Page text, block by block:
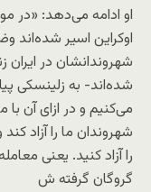
او ادامه می‌دهد: «در
اوکراین اسیر
شهروندانشان در ایران
شده‌اند- به زلینسکی
می‌کنیم و در ازای آن
شهروندان ما را آزاد
را آزاد کنید. یعنی
گروگان گرفته ش